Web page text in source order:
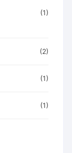
(1)
(2)
(1)
(1)